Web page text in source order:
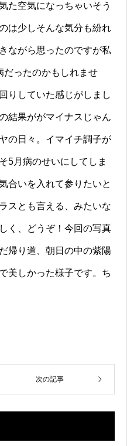
た空気になっちゃいそう
は少しそんな気分も紛れ
ながら思ったのですが私
だったのかもしれませ
りしていた感じがしまし
結果ががマイナスじゃん
の日々。イマイチ調子が
5月病のせいにしてしま
合いを入れて参りたいと
スとも言える、みたいな
く、どうぞ！今回の写真
帰り道、朝日の中の紫陽
美しかった様子です。ち
次の記事